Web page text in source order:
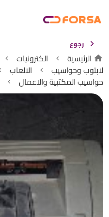
رجوع
الرئيسية الكترونيات
لابتوب وحواسيب
الالعاب
حواسيب المكتبية والاعمال